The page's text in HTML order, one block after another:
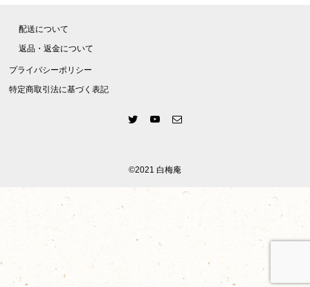
配送について
返品・返金について
プライバシーポリシー
特定商取引法に基づく表記
©2021 白梅庵